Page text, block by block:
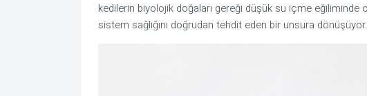
kedilerin biyolojik doğaları gereği düşük su içme eğiliminde
sistem sağlığını doğrudan tehdit eden bir unsura dönüşüyor.